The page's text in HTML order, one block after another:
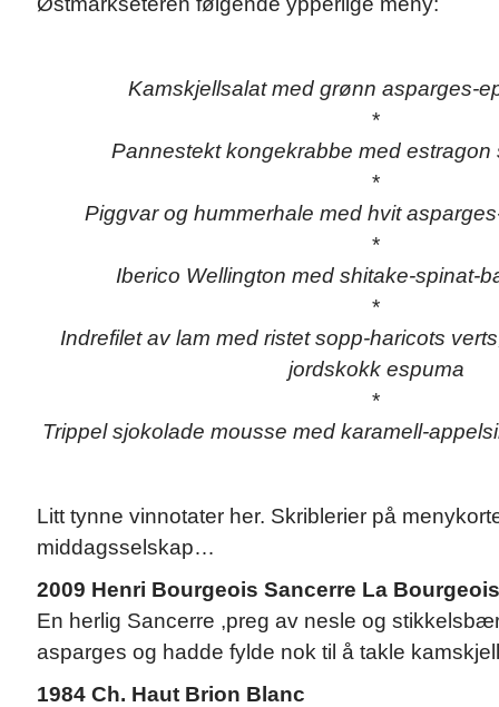
Kamskjellsalat med grønn asparges-
*
Pannestekt kongekrabbe med estragon
*
Piggvar og hummerhale med hvit
*
Iberico Wellington med shitake-spinat-
*
Indrefilet av lam med ristet sopp-haricots
jordskokk espuma
*
Trippel sjokolade mousse med karamell-
Litt tynne vinnotater her. Skriblerier på
middagsselskap…
2009 Henri Bourgeois Sancerre La
En herlig Sancerre ,preg av nesle og
asparges og hadde fylde nok til å takle
1984 Ch. Haut Brion Blanc